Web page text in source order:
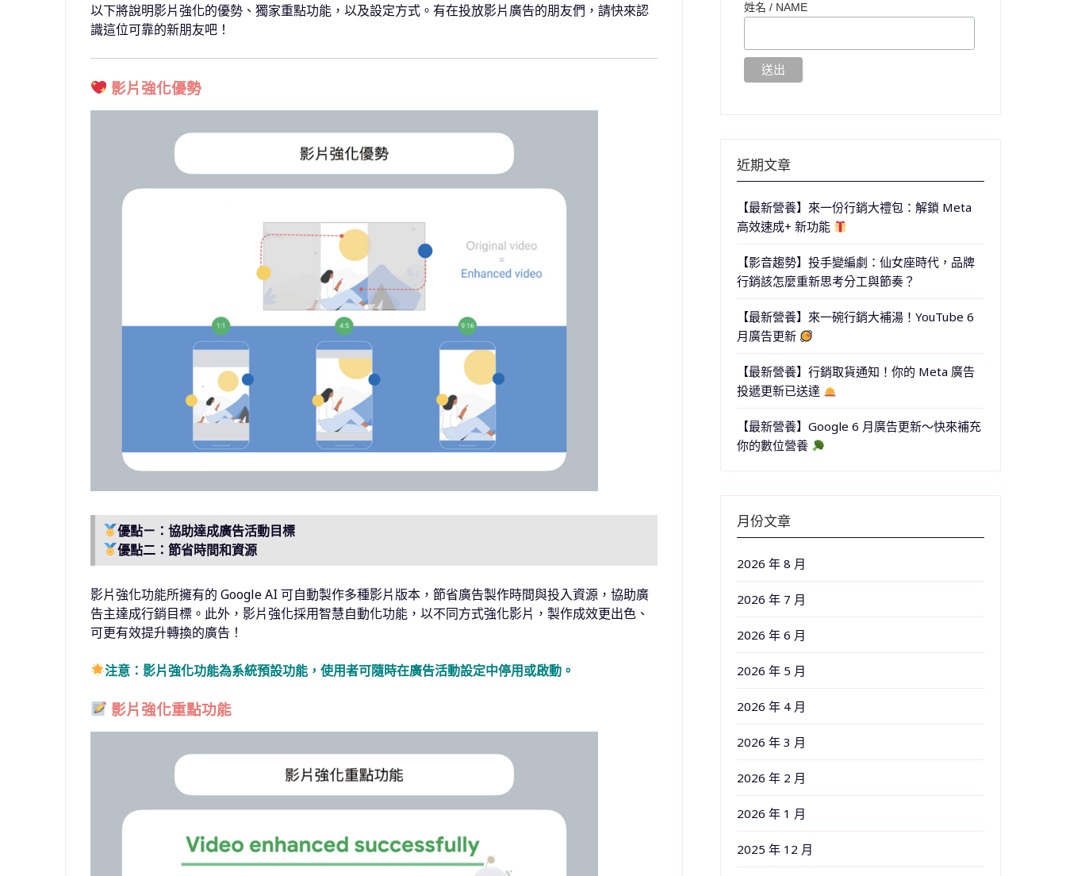
以下將說明影片強化的優勢、獨家重點功能，以及設定方式。有在投放影片廣告的朋友們，請快來認
識這位可靠的新朋友吧！
影片強化優勢
優點ㄧ：協助達成廣告活動目標
優點二：節省時間和資源
影片強化功能所擁有的 Google AI 可自動製作多種影片版本，節省廣告製作時間與投入資源，協助廣
告主達成行銷目標。此外，影片強化採用智慧自動化功能，以不同方式強化影片，製作成效更出色、
可更有效提升轉換的廣告！
注意：影片強化功能為系統預設功能，使用者可隨時在廣告活動設定中停用或啟動。
影片強化重點功能
姓名 / NAME
近期文章
【最新營養】來一份行銷大禮包：解鎖 Meta
高效速成+ 新功能
【影音趨勢】投手變編劇：仙女座時代，品牌
行銷該怎麼重新思考分工與節奏？
【最新營養】來一碗行銷大補湯！YouTube 6
月廣告更新
【最新營養】行銷取貨通知！你的 Meta 廣告
投遞更新已送達
【最新營養】Google 6 月廣告更新～快來補充
你的數位營養
月份文章
2026 年 8 月
2026 年 7 月
2026 年 6 月
2026 年 5 月
2026 年 4 月
2026 年 3 月
2026 年 2 月
2026 年 1 月
2025 年 12 月